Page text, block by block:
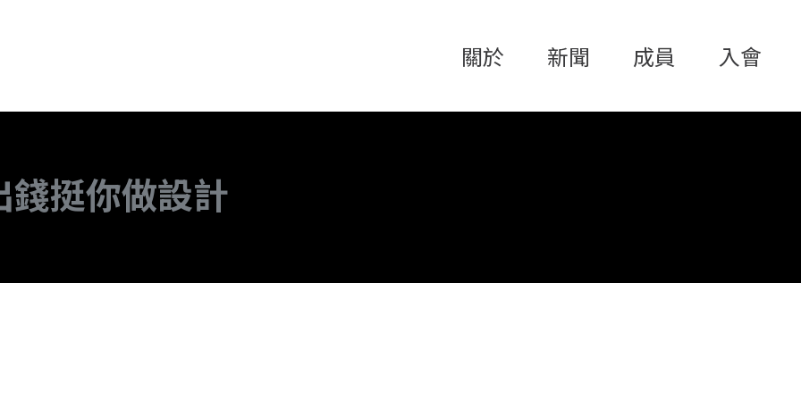
關於 新聞 成員 入會
錢挺你做設計